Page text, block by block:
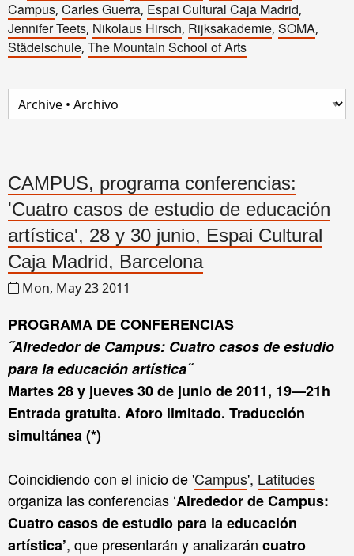
Campus, Carles Guerra, Espai Cultural Caja Madrid,
Jennifer Teets, Nikolaus Hirsch, Rijksakademie, SOMA,
Städelschule, The Mountain School of Arts
CAMPUS, programa conferencias:
'Cuatro casos de estudio de educación
artística', 28 y 30 junio, Espai Cultural
Caja Madrid, Barcelona
Mon, May 23 2011
PROGRAMA DE CONFERENCIAS
˝Alrededor de Campus: Cuatro casos de estudio
para la educación artística˝
Martes 28 y jueves 30 de junio de 2011, 19—21h
Entrada gratuita. Aforo limitado. Traducción
simultánea (*)
Coincidiendo con el inicio de 'Campus', Latitudes
organiza las conferencias ‘Alrededor de Campus:
Cuatro casos de estudio para la educación
artística’, que presentarán y analizarán cuatro